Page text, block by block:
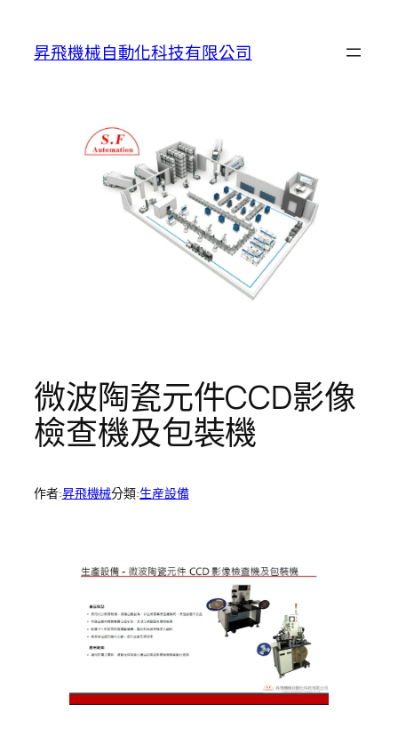
昇飛機械自動化科技有限公司
微波陶瓷元件CCD影像
檢查機及包裝機
作者:昇飛機械分類:生産設備